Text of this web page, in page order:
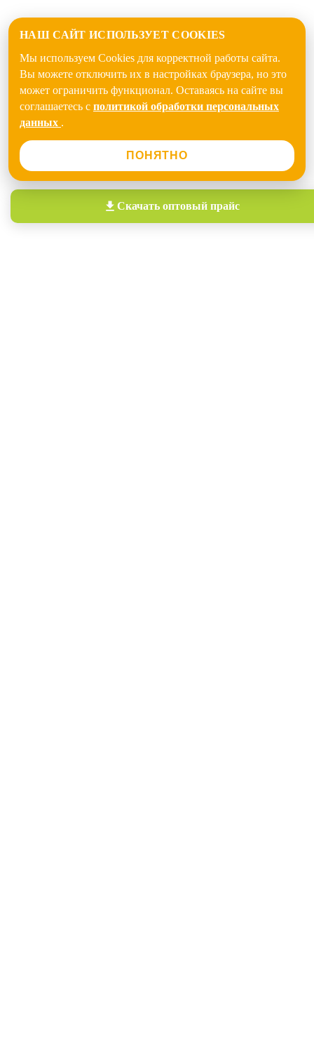
НАШ САЙТ ИСПОЛЬЗУЕТ COOKIES
Мы используем Cookies для корректной работы сайта.
Вы можете отключить их в настройках браузера, но это
может ограничить функционал. Оставаясь на сайте вы
соглашаетесь с политикой обработки персональных
данных .
ПОНЯТНО
Скачать оптовый прайс